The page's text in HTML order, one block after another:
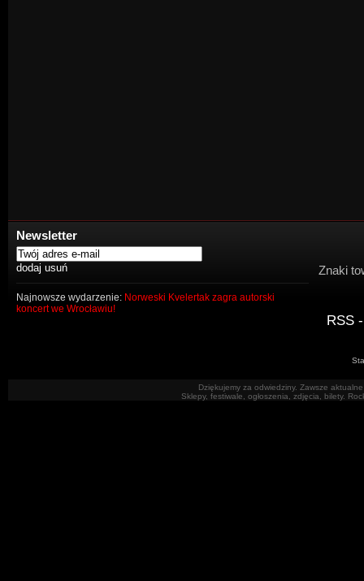
Newsletter
Najnowsze wydarzenie: Norweski Kvelertak zagra autorski
koncert we Wrocławiu!
Znaki
RSS
Dziękujemy za odwiedziny. Zawsze
Sklepy, festiwale, ogłoszenia, zdjęcia, bilety.